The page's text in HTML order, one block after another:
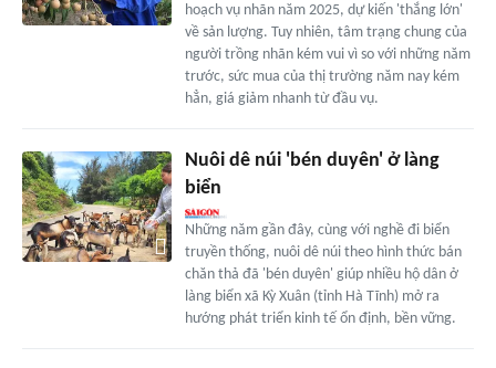
hoạch vụ nhãn năm 2025, dự kiến 'thắng lớn'
về sản lượng. Tuy nhiên, tâm trạng chung của
người trồng nhãn kém vui vì so với những năm
trước, sức mua của thị trường năm nay kém
hẳn, giá giảm nhanh từ đầu vụ.
Nuôi dê núi 'bén duyên' ở làng
biển
Những năm gần đây, cùng với nghề đi biển
truyền thống, nuôi dê núi theo hình thức bán
chăn thả đã 'bén duyên' giúp nhiều hộ dân ở
làng biển xã Kỳ Xuân (tỉnh Hà Tĩnh) mở ra
hướng phát triển kinh tế ổn định, bền vững.